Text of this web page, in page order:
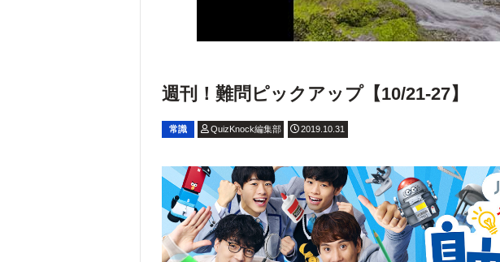
週刊！難問ピックアップ【10/21-27】
常識 QuizKnock編集部 2019.10.31